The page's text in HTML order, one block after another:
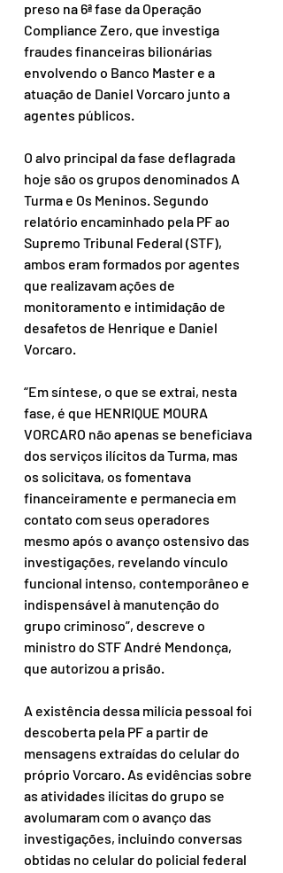
preso na 6ª fase da Operação
Compliance Zero, que investiga
fraudes financeiras bilionárias
envolvendo o Banco Master e a
atuação de Daniel Vorcaro junto a
agentes públicos.
O alvo principal da fase deflagrada
hoje são os grupos denominados A
Turma e Os Meninos. Segundo
relatório encaminhado pela PF ao
Supremo Tribunal Federal (STF),
ambos eram formados por agentes
que realizavam ações de
monitoramento e intimidação de
desafetos de Henrique e Daniel
Vorcaro.
“Em síntese, o que se extrai, nesta
fase, é que HENRIQUE MOURA
VORCARO não apenas se beneficiava
dos serviços ilícitos da Turma, mas
os solicitava, os fomentava
financeiramente e permanecia em
contato com seus operadores
mesmo após o avanço ostensivo das
investigações, revelando vínculo
funcional intenso, contemporâneo e
indispensável à manutenção do
grupo criminoso”, descreve o
ministro do STF André Mendonça,
que autorizou a prisão.
A existência dessa milícia pessoal foi
descoberta pela PF a partir de
mensagens extraídas do celular do
próprio Vorcaro. As evidências sobre
as atividades ilícitas do grupo se
avolumaram com o avanço das
investigações, incluindo conversas
obtidas no celular do policial federal